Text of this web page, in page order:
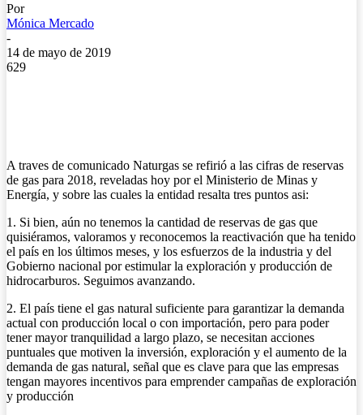
Por
Mónica Mercado
-
14 de mayo de 2019
629
A traves de comunicado Naturgas se refirió a las cifras de reservas
de gas para 2018, reveladas hoy por el Ministerio de Minas y
Energía, y sobre las cuales la entidad resalta tres puntos asi:
1. Si bien, aún no tenemos la cantidad de reservas de gas que
quisiéramos, valoramos y reconocemos la reactivación que ha tenido
el país en los últimos meses, y los esfuerzos de la industria y del
Gobierno nacional por estimular la exploración y producción de
hidrocarburos. Seguimos avanzando.
2. El país tiene el gas natural suficiente para garantizar la demanda
actual con producción local o con importación, pero para poder
tener mayor tranquilidad a largo plazo, se necesitan acciones
puntuales que motiven la inversión, exploración y el aumento de la
demanda de gas natural, señal que es clave para que las empresas
tengan mayores incentivos para emprender campañas de exploración
y producción